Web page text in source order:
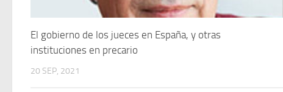
El gobierno de los jueces en España, y otras
instituciones en precario
20 SEP, 2021